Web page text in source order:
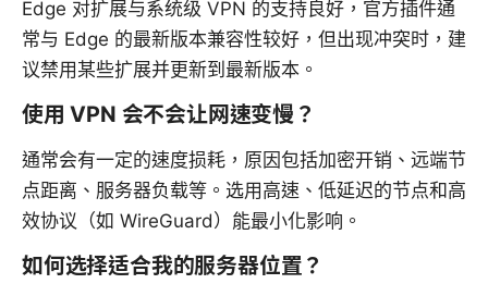
Edge 对扩展与系统级 VPN 的支持良好，官方插件通
常与 Edge 的最新版本兼容性较好，但出现冲突时，建
议禁用某些扩展并更新到最新版本。
使用 VPN 会不会让网速变慢？
通常会有一定的速度损耗，原因包括加密开销、远端节
点距离、服务器负载等。选用高速、低延迟的节点和高
效协议（如 WireGuard）能最小化影响。
如何选择适合我的服务器位置？